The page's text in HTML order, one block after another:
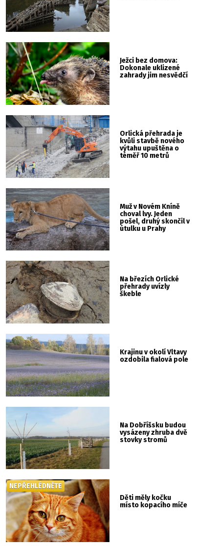
Ježci bez domova:
Dokonale uklizené
zahrady jim nesvědčí
Orlická přehrada je
kvůli stavbě nového
výtahu upuštěna o
téměř 10 metrů
Muž v Novém Kníně
choval lvy. Jeden
pošel, druhý skončil v
útulku u Prahy
Na březích Orlické
přehrady uvízly
škeble
Krajinu v okolí Vltavy
ozdobila fialová pole
Na Dobříšsku budou
vysázeny zhruba dvě
stovky stromů
Děti měly kočku
místo kopacího míče
NEPŘEHLÉDNĚTE